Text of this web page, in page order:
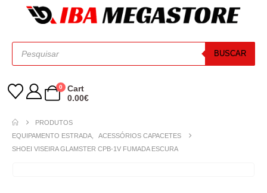
BUSCAR
0
Cart
0.00€
PRODUTOS
EQUIPAMENTO ESTRADA
ACESSÓRIOS CAPACETES
SHOEI VISEIRA GLAMSTER CPB-1V FUMADA ESCURA